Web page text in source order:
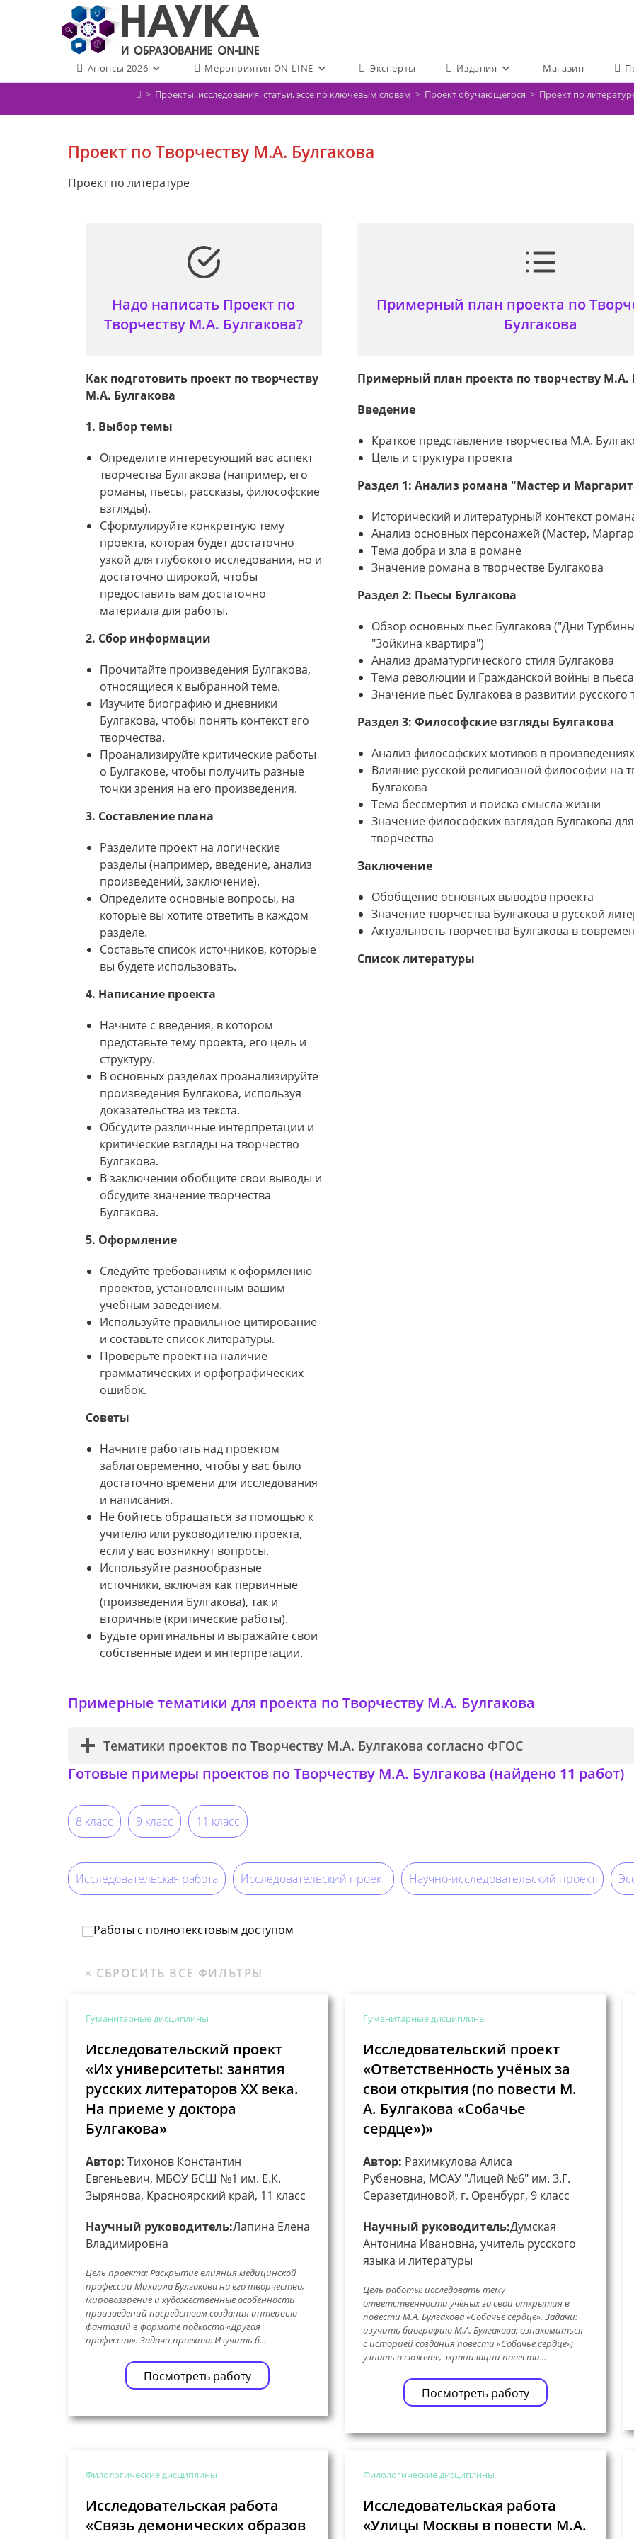
содержимому
Анонсы 2026 Мероприятия ON-LINE Эксперты Издания Магазин
> Проекты, исследования, статьи, эссе по ключевым словам > Проект обучающегося > Проект по
Проект по Творчеству М.А. Булгакова
Проект по литературе
Надо написать Проект по
Творчеству М.А. Булгакова?
Как подготовить проект по творчеству
М.А. Булгакова
1. Выбор темы
Определите интересующий вас аспект
творчества Булгакова (например, его
романы, пьесы, рассказы, философские
взгляды).
Сформулируйте конкретную тему
проекта, которая будет достаточно
узкой для глубокого исследования, но и
достаточно широкой, чтобы
предоставить вам достаточно
материала для работы.
2. Сбор информации
Прочитайте произведения Булгакова,
относящиеся к выбранной теме.
Изучите биографию и дневники
Булгакова, чтобы понять контекст его
творчества.
Проанализируйте критические работы
о Булгакове, чтобы получить разные
точки зрения на его произведения.
3. Составление плана
Разделите проект на логические
разделы (например, введение, анализ
произведений, заключение).
Определите основные вопросы, на
которые вы хотите ответить в каждом
разделе.
Составьте список источников, которые
вы будете использовать.
4. Написание проекта
Начните с введения, в котором
представьте тему проекта, его цель и
структуру.
В основных разделах проанализируйте
произведения Булгакова, используя
доказательства из текста.
Обсудите различные интерпретации и
критические взгляды на творчество
Булгакова.
В заключении обобщите свои выводы и
обсудите значение творчества
Булгакова.
5. Оформление
Следуйте требованиям к оформлению
проектов, установленным вашим
учебным заведением.
Используйте правильное цитирование
и составьте список литературы.
Проверьте проект на наличие
грамматических и орфографических
ошибок.
Советы
Начните работать над проектом
заблаговременно, чтобы у вас было
достаточно времени для исследования
и написания.
Не бойтесь обращаться за помощью к
учителю или руководителю проекта,
если у вас возникнут вопросы.
Используйте разнообразные
источники, включая как первичные
(произведения Булгакова), так и
вторичные (критические работы).
Будьте оригинальны и выражайте свои
собственные идеи и интерпретации.
Примерный план проекта по
Булгакова
Примерный план проекта по творчеству М.А.
Введение
Краткое представление творчества М.А.
Цель и структура проекта
Раздел 1: Анализ романа "Мастер и
Исторический и литературный контекст
Анализ основных персонажей (Мастер,
Тема добра и зла в романе
Значение романа в творчестве Булгакова
Раздел 2: Пьесы Булгакова
Обзор основных пьес Булгакова ("Дни
"Зойкина квартира")
Анализ драматургического стиля Булгакова
Тема революции и Гражданской войны в
Значение пьес Булгакова в развитии русского
Раздел 3: Философские взгляды Булгакова
Анализ философских мотивов в
Влияние русской религиозной философии на
Булгакова
Тема бессмертия и поиска смысла жизни
Значение философских взглядов Булгакова
творчества
Заключение
Обобщение основных выводов проекта
Значение творчества Булгакова в русской
Актуальность творчества Булгакова в
Список литературы
Примерные тематики для проекта по Творчеству М.А. Булгакова
Тематики проектов по Творчеству М.А. Булгакова согласно ФГОС
Готовые примеры проектов по Творчеству М.А. Булгакова (найдено 11 работ)
8 класс 9 класс 11 класс
Исследовательская работа Исследовательский проект Научно-исследовательский проект
Работы с полнотекстовым доступом
Гуманитарные дисциплины
Исследовательский проект
«Их университеты: занятия
русских литераторов XX века.
На приеме у доктора
Булгакова»
Автор: Тихонов Константин
Евгеньевич, МБОУ БСШ №1 им. Е.К.
Зырянова, Красноярский край, 11 класс
Научный руководитель:Лапина Елена
Владимировна
Цель проекта: Раскрытие влияния медицинской
профессии Михаила Булгакова на его творчество,
мировоззрение и художественные особенности
произведений посредством создания интервью-
фантазий в формате подкаста «Другая
профессия». Задачи проекта: Изучить б...
Посмотреть работу
Гуманитарные дисциплины
Исследовательский проект
«Ответственность учёных за
свои открытия (по повести М.
А. Булгакова «Собачье
сердце»)»
Автор: Рахимкулова Алиса
Рубеновна, МОАУ "Лицей №6" им. З.Г.
Серазетдиновой, г. Оренбург, 9 класс
Научный руководитель:Думская
Антонина Ивановна, учитель русского
языка и литературы
Цель работы: исследовать тему
ответственности учёных за свои открытия в
повести М.А. Булгакова «Собачье сердце». Задачи:
изучить биографию М.А. Булгакова; ознакомиться
с историей создания повести «Собачье сердце»;
узнать о сюжете, экранизации повести...
Посмотреть работу
Филологические дисциплины
Исследовательская работа
«Связь демонических образов
Филологические дисциплины
Исследовательская работа
«Улицы Москвы в повести М.А.